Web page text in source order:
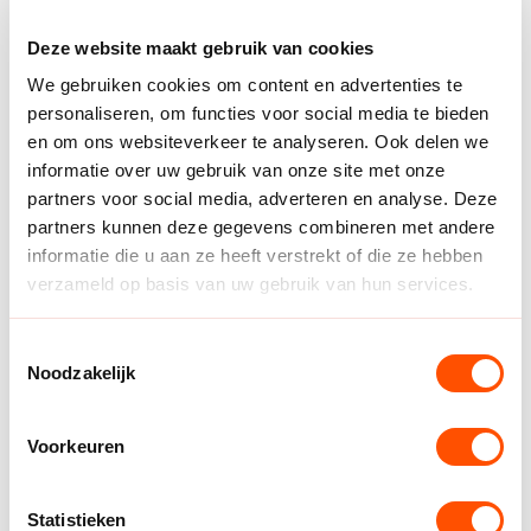
Deze website maakt gebruik van cookies
We gebruiken cookies om content en advertenties te
personaliseren, om functies voor social media te bieden
en om ons websiteverkeer te analyseren. Ook delen we
informatie over uw gebruik van onze site met onze
partners voor social media, adverteren en analyse. Deze
partners kunnen deze gegevens combineren met andere
informatie die u aan ze heeft verstrekt of die ze hebben
verzameld op basis van uw gebruik van hun services.
Noodzakelijk
Voorkeuren
Statistieken
Tweede helft
Nederland wist wat het moest doen in de tweede helft
om te zorgen voor een goed begin op het EK. Lars
Kooij scoorde de eerste goal van de tweede helft.
Helaas was Zweden ook niet slecht uit de kleedkamer
gekomen en liepen zij weer twee goals uit op
op 21-16. De Nederlandse handbalheren hadden in het
eerste kwart van de tweede helft geen antwoord op de
een achterstand van vijf goals aan.
Nederland hield hoop in de wedstrijd. Rutger ten Velde
bracht de stand op 31-26 met een fast break. Het was